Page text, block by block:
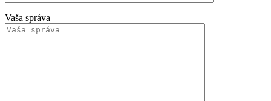
Vaša správa